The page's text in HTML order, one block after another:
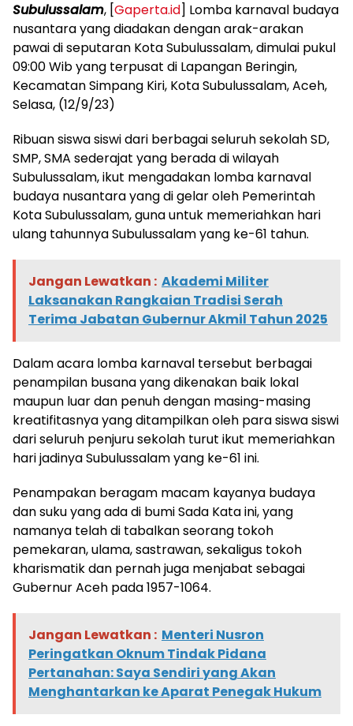
Subulussalam, [Gaperta.id] Lomba karnaval budaya
nusantara yang diadakan dengan arak-arakan
pawai di seputaran Kota Subulussalam, dimulai pukul
09:00 Wib yang terpusat di Lapangan Beringin,
Kecamatan Simpang Kiri, Kota Subulussalam, Aceh,
Selasa, (12/9/23)
Ribuan siswa siswi dari berbagai seluruh sekolah SD,
SMP, SMA sederajat yang berada di wilayah
Subulussalam, ikut mengadakan lomba karnaval
budaya nusantara yang di gelar oleh Pemerintah
Kota Subulussalam, guna untuk memeriahkan hari
ulang tahunnya Subulussalam yang ke-61 tahun.
Jangan Lewatkan : Akademi Militer
Laksanakan Rangkaian Tradisi Serah
Terima Jabatan Gubernur Akmil Tahun 2025
Dalam acara lomba karnaval tersebut berbagai
penampilan busana yang dikenakan baik lokal
maupun luar dan penuh dengan masing-masing
kreatifitasnya yang ditampilkan oleh para siswa siswi
dari seluruh penjuru sekolah turut ikut memeriahkan
hari jadinya Subulussalam yang ke-61 ini.
Penampakan beragam macam kayanya budaya
dan suku yang ada di bumi Sada Kata ini, yang
namanya telah di tabalkan seorang tokoh
pemekaran, ulama, sastrawan, sekaligus tokoh
kharismatik dan pernah juga menjabat sebagai
Gubernur Aceh pada 1957-1064.
Jangan Lewatkan : Menteri Nusron
Peringatkan Oknum Tindak Pidana
Pertanahan: Saya Sendiri yang Akan
Menghantarkan ke Aparat Penegak Hukum